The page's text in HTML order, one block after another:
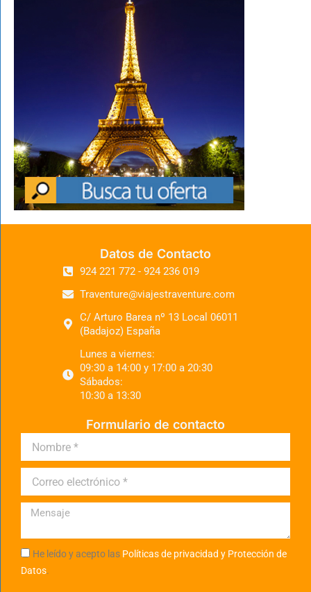
Datos de Contacto
924 221 772 - 924 236 019
Traventure@viajestraventure.com
C/ Arturo Barea nº 13 Local 06011
(Badajoz) España
Lunes a viernes:
09:30 a 14:00 y 17:00 a 20:30
Sábados:
10:30 a 13:30
Formulario de contacto
He leído y acepto las Políticas de privacidad y Protección de
Datos.